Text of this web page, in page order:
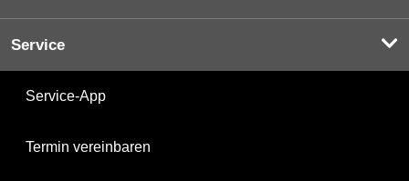
Service
Service-App
Termin vereinbaren